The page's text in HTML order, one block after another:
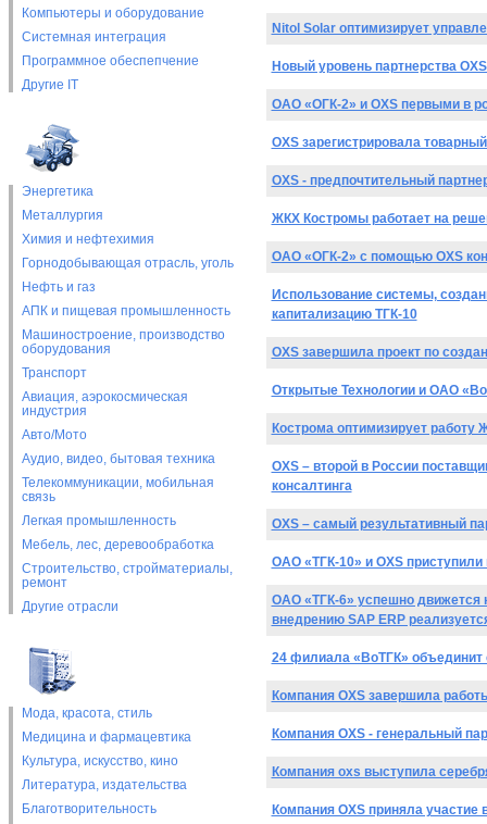
Компьютеры и оборудование
Системная интеграция
Программное обеспепчение
Другие IT
Энергетика
Металлургия
Химия и нефтехимия
Горнодобывающая отрасль, уголь
Нефть и газ
АПК и пищевая промышленность
Машиностроение, производство
оборудования
Транспорт
Авиация, аэрокосмическая
индустрия
Авто/Мото
Аудио, видео, бытовая техника
Телекоммуникации, мобильная
связь
Легкая промышленность
Мебель, лес, деревообработка
Строительство, стройматериалы,
ремонт
Другие отрасли
Мода, красота, стиль
Медицина и фармацевтика
Культура, искусство, кино
Литература, издательства
Благотворительность
Nitol Solar оптимизирует
Новый уровень партнерства
ОАО «ОГК-2» и OXS первыми в
OXS зарегистрировала
OXS - предпочтительный
ЖКХ Костромы работает на
ОАО «ОГК-2» с помощью OXS
Использование системы,
капитализацию ТГК-10
OXS завершила проект по
Открытые Технологии и ОАО
Кострома оптимизирует
OXS – второй в России
консалтинга
OXS – самый результативный
ОАО «ТГК-10» и OXS
ОАО «ТГК-6» успешно движется
внедрению SAP ERP
24 филиала «ВоТГК» объединит
Компания OXS завершила
Компания OXS - генеральный
Компания oxs выступила
Компания OXS приняла